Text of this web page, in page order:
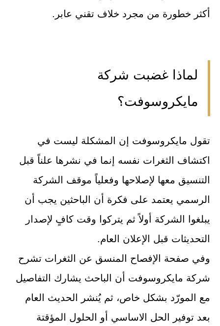
أكثر خطورة من مجرد خلاف تقني عابر.
لماذا غضبت شركة
مايكروسوفت؟
تقول مايكروسوفت إن المشكلة ليست في
اكتشاف الثغرات نفسه إنما في نشرها علناً قبل
التنسيق معها لإصلاحها وفعلياً موقف الشركة
الرسمي يعتمد على فكرة أن الباحثين يجب أن
يبلغوا الشركة أولاً ثم يتركوا وقت كافٍ لإصدار
التحديثات قبل الإعلان العام.
وفي صفحة الإفصاح المنسق عن الثغرات تشرح
شركة مايكروسوفت أن الباحث يشارك التفاصيل
مع المورّد بشكل خاص، ثم يُنشر الحديث العام
بعد توفير الحل الاساسي أو الحلول المؤقتة